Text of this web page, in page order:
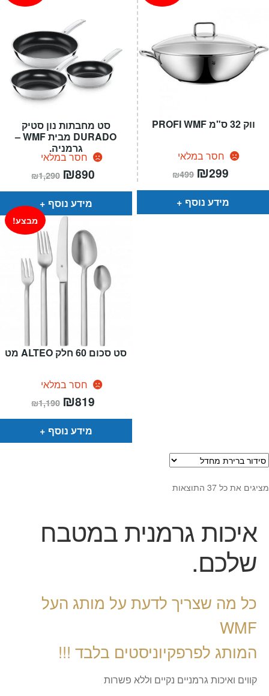
סט מחבתות נון סטיק
DURADO מבית WMF –
גרמניה.
חסר במלאי
₪1,290 המחיר
המקורי
היה:
₪890
הוא:
מידע נוסף
ווק 32 ס"מ PROFI WMF
חסר במלאי
₪499 המחיר
המקורי
היה:
₪499.
₪299
הוא:
מידע נוסף
סט סכום 60 חלק ALTEO מט
חסר במלאי
מבצע!
₪1,190 המחיר
המקורי
היה:
₪819
הוא:
מידע נוסף
מציגים את כל ⁦37⁩ התוצאות
איכות גרמנית במטבח
שלכם.
כל מה שצריך לדעת על מותג העל
WMF
​המותג לפרפקיוניסטים בלבד !!!
קווים ואיכות גרמניים נקיים וללא פשרות